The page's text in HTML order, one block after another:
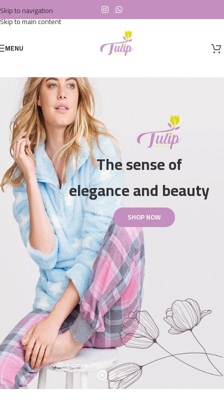
Skip to navigation
Skip to main content
MENU
The sense of
elegance and beauty
SHOP NOW